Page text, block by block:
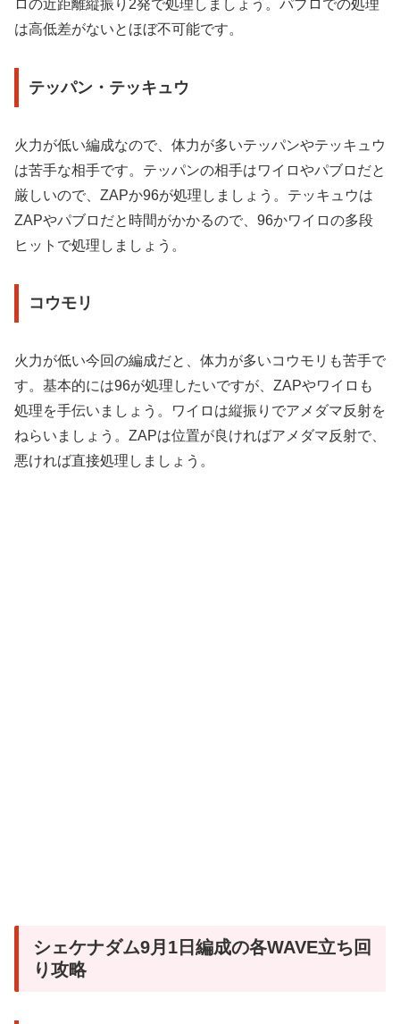
ロの近距離縦振り2発で処理しましょう。パブロでの処理
は高低差がないとほぼ不可能です。
テッパン・テッキュウ
火力が低い編成なので、体力が多いテッパンやテッキュウ
は苦手な相手です。テッパンの相手はワイロやパブロだと
厳しいので、ZAPか96が処理しましょう。テッキュウは
ZAPやパブロだと時間がかかるので、96かワイロの多段
ヒットで処理しましょう。
コウモリ
火力が低い今回の編成だと、体力が多いコウモリも苦手で
す。基本的には96が処理したいですが、ZAPやワイロも
処理を手伝いましょう。ワイロは縦振りでアメダマ反射を
ねらいましょう。ZAPは位置が良ければアメダマ反射で、
悪ければ直接処理しましょう。
シェケナダム9月1日編成の各WAVE立ち回
り攻略